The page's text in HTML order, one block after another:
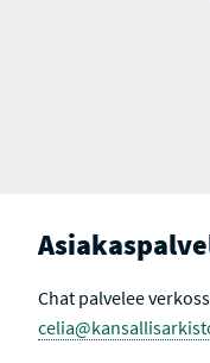
Chat palvelee